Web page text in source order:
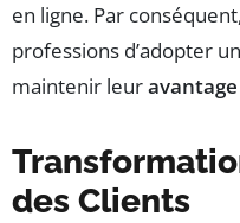
en ligne. Par
professions d’adopter
maintenir leur
des Clients